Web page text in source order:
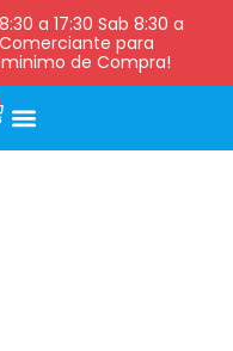
a 17:30 Sab 8:30 a
para
de Compra!